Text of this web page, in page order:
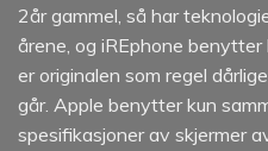
2år gammel, så har
årene, og iREphone
er originalen som regel
går. Apple benytter kun
spesifikasjoner av skjermer